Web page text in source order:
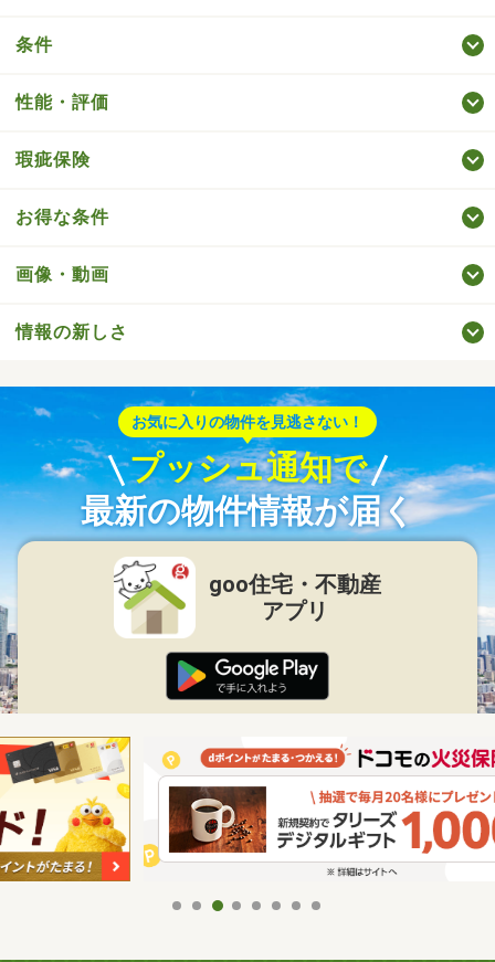
条件
性能・評価
瑕疵保険
お得な条件
画像・動画
情報の新しさ
お気に入りの物件を見逃さない！
プッシュ通知で
最新の物件情報が届く
goo住宅・不動産
アプリ